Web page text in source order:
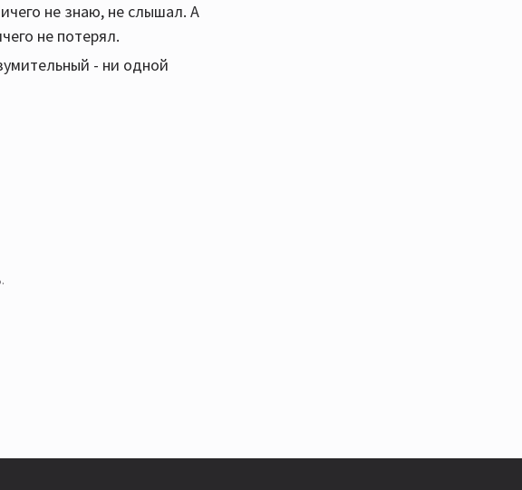
не знаю, не слышал. А
не потерял.
- ни одной
.